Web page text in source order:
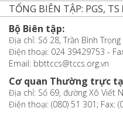
TỔNG BIÊN TẬP: PGS, TS
Bộ Biên tập:
Địa chỉ: Số 28, Trần Bình
Điện thoại: 024 39429753 -
Email: bbttccs@tccs.org.vn
Cơ quan Thường trực
Địa chỉ: Số 69, đường Xô Viết
Điện thoại: (080) 51 301; Fax: